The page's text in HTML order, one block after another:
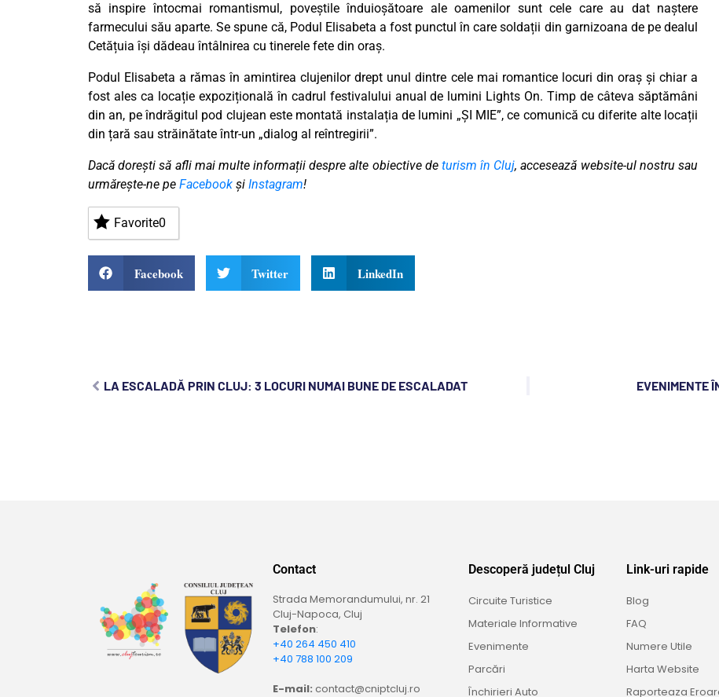
să inspire întocmai romantismul, poveștile înduioșătoare ale oamenilor sunt cele care au dat naștere
farmecului său aparte. Se spune că, Podul Elisabeta a fost punctul în care soldații din garnizoana de pe dealul
Cetățuia își dădeau întâlnirea cu tinerele fete din oraș.
Podul Elisabeta a rămas în amintirea clujenilor drept unul dintre cele mai romantice locuri din oraș și chiar a
fost ales ca locație expozițională în cadrul festivalului anual de lumini Lights On. Timp de câteva săptămâni
din an, pe îndrăgitul pod clujean este montată instalația de lumini „ȘI MIE”, ce comunică cu diferite alte locații
din țară sau străinătate într-un „dialog al reîntregirii”.
Dacă dorești să afli mai multe informații despre alte obiective de turism în Cluj, accesează website-ul nostru sau
urmărește-ne pe Facebook și Instagram!
Favorite0
Facebook Twitter LinkedIn
LA ESCALADĂ PRIN CLUJ: 3 LOCURI NUMAI BUNE DE ESCALADAT EVENIMENTE
Contact
Strada Memorandumului, nr. 21
Cluj-Napoca, Cluj
Telefon:
+40 264 450 410
+40 788 100 209
E-mail: contact@cniptcluj.ro
Descoperă județul Cluj
Circuite Turistice
Materiale Informative
Evenimente
Parcări
Închirieri Auto
Link-uri rapide
Blog
FAQ
Numere Utile
Harta Website
Raporteaza